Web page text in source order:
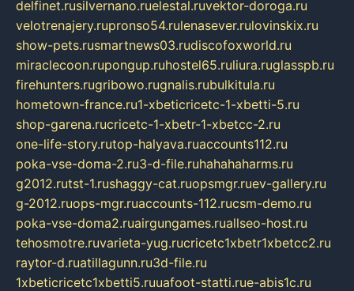
delfinet.rusilvernano.ruelestal.ruvektor-doroga.ru
velotrenajery.rupronso54.rulenasever.rulovinskix.ru
show-pets.rusmartnews03.rudiscofoxworld.ru
miraclecoon.rupongup.ruhostel65.ruliura.ruglasspb.ru
firehunters.rugribowo.rugnalis.rubulkitula.ru
hometown-france.ru1-xbeticricetc-1-xbetti-5.ru
shop-garena.rucricetc-1-xbetr-1-xbetcc-2.ru
one-life-story.rutop-halyava.ruaccounts112.ru
poka-vse-doma-2.ru3-d-file.ruhahahaharms.ru
g2012.rutst-1.rushaggy-cat.ruopsmgr.ruev-gallery.ru
g-2012.ruops-mgr.ruaccounts-112.rucsm-demo.ru
poka-vse-doma2.ruairgungames.ruallseo-host.ru
tehosmotre.ruvarieta-yug.rucricetc1xbetr1xbetcc2.ru
raytor-d.ruatillagunn.ru3d-file.ru
1xbeticricetc1xbetti5.ruuafoot-statti.rue-abis1c.ru